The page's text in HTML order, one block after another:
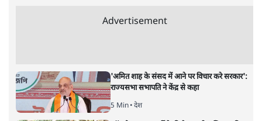
Advertisement
'अमित शाह के संसद में आने पर विचार करे सरकार':
राज्यसभा सभापति ने केंद्र से कहा
5 Min• देश